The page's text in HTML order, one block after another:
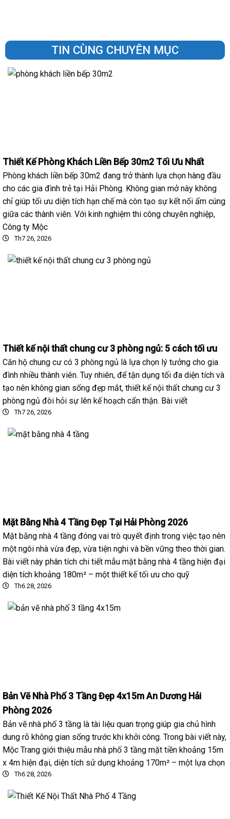
TIN CÙNG CHUYÊN MỤC
Thiết Kế Phòng Khách Liền Bếp 30m2 Tối Ưu Nhất
Phòng khách liền bếp 30m2 đang trở thành lựa chọn hàng đầu
cho các gia đình trẻ tại Hải Phòng. Không gian mở này không
chỉ giúp tối ưu diện tích hạn chế mà còn tạo sự kết nối ấm cúng
giữa các thành viên. Với kinh nghiệm thi công chuyên nghiệp,
Công ty Mộc
Th7 26, 2026
Thiết kế nội thất chung cư 3 phòng ngủ: 5 cách tối ưu
Căn hộ chung cư có 3 phòng ngủ là lựa chọn lý tưởng cho gia
đình nhiều thành viên. Tuy nhiên, để tận dụng tối đa diện tích và
tạo nên không gian sống đẹp mắt, thiết kế nội thất chung cư 3
phòng ngủ đòi hỏi sự lên kế hoạch cẩn thận. Bài viết
Th7 26, 2026
Mặt Bằng Nhà 4 Tầng Đẹp Tại Hải Phòng 2026
Mặt bằng nhà 4 tầng đóng vai trò quyết định trong việc tạo nên
một ngôi nhà vừa đẹp, vừa tiện nghi và bền vững theo thời gian.
Bài viết này phân tích chi tiết mẫu mặt bằng nhà 4 tầng hiện đại
diện tích khoảng 180m² – một thiết kế tối ưu cho quỹ
Th6 28, 2026
Bản Vẽ Nhà Phố 3 Tầng Đẹp 4x15m An Dương Hải
Phòng 2026
Bản vẽ nhà phố 3 tầng là tài liệu quan trọng giúp gia chủ hình
dung rõ không gian sống trước khi khởi công. Trong bài viết này,
Mộc Trang giới thiệu mẫu nhà phố 3 tầng mặt tiền khoảng 15m
x 4m hiện đại, diện tích sử dụng khoảng 170m² – một lựa chọn
Th6 28, 2026